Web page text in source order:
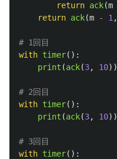
return ack(m
return ack(m - 1 ,
with timer():
print (ack(3, 10))
with timer():
print (ack(3, 10))
with timer():